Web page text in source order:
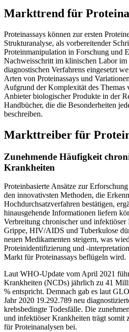
Markttrend für
Proteinassays können zur ersten
Strukturanalyse, als vorbereitender
Proteinmanipulation in Forschung und
Nachweisschritt im klinischen Labor im
diagnostischen Verfahrens eingesetzt
Arten von Proteinassays und
Aufgrund der Komplexität des Themas
Anbieter biologischer Produkte in der
Handbücher, die die Besonderheiten
beschreiben.
Markttreiber für
Zunehmende Häufigkeit
Krankheiten
Proteinbasierte Ansätze zur
den innovativsten Methoden, die
Hochdurchsatzverfahren bestätigen,
hinausgehende Informationen liefern
Verbreitung chronischer und
Grippe, HIV/AIDS und Tuberkulose
neuen Medikamenten steigern, was
Proteinidentifizierung und -
Markt für Proteinassays beflügeln wird.
Laut WHO-Update vom April 2021
Krankheiten (NCDs) jährlich zu 41
% entspricht. Demnach gab es laut
Jahr 2020 19.292.789 neu
krebsbedingte Todesfälle. Die
und infektiöser Krankheiten trägt somit
für Proteinanalysen bei.